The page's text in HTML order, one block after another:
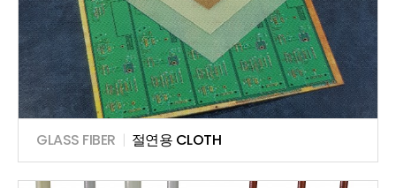
GLASS FIBER | 절연용 CLOTH